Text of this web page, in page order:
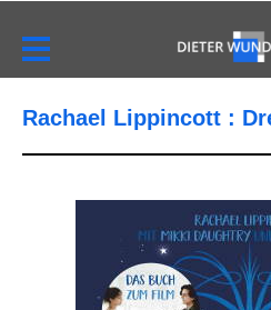
Rachael Lippincott :